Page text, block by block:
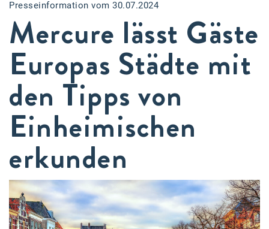
Accor
ALC
Anadi Bank
Arthur D. Little
Bake the Shape
BBDO Wien
BISON
Brandl Talos
Presseinformation vom 30.07.2024
Mercure lässt Gäste
Europas Städte mit
den Tipps von
Einheimischen
erkunden